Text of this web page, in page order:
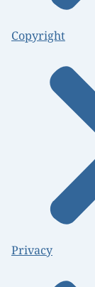
Copyright
Privacy